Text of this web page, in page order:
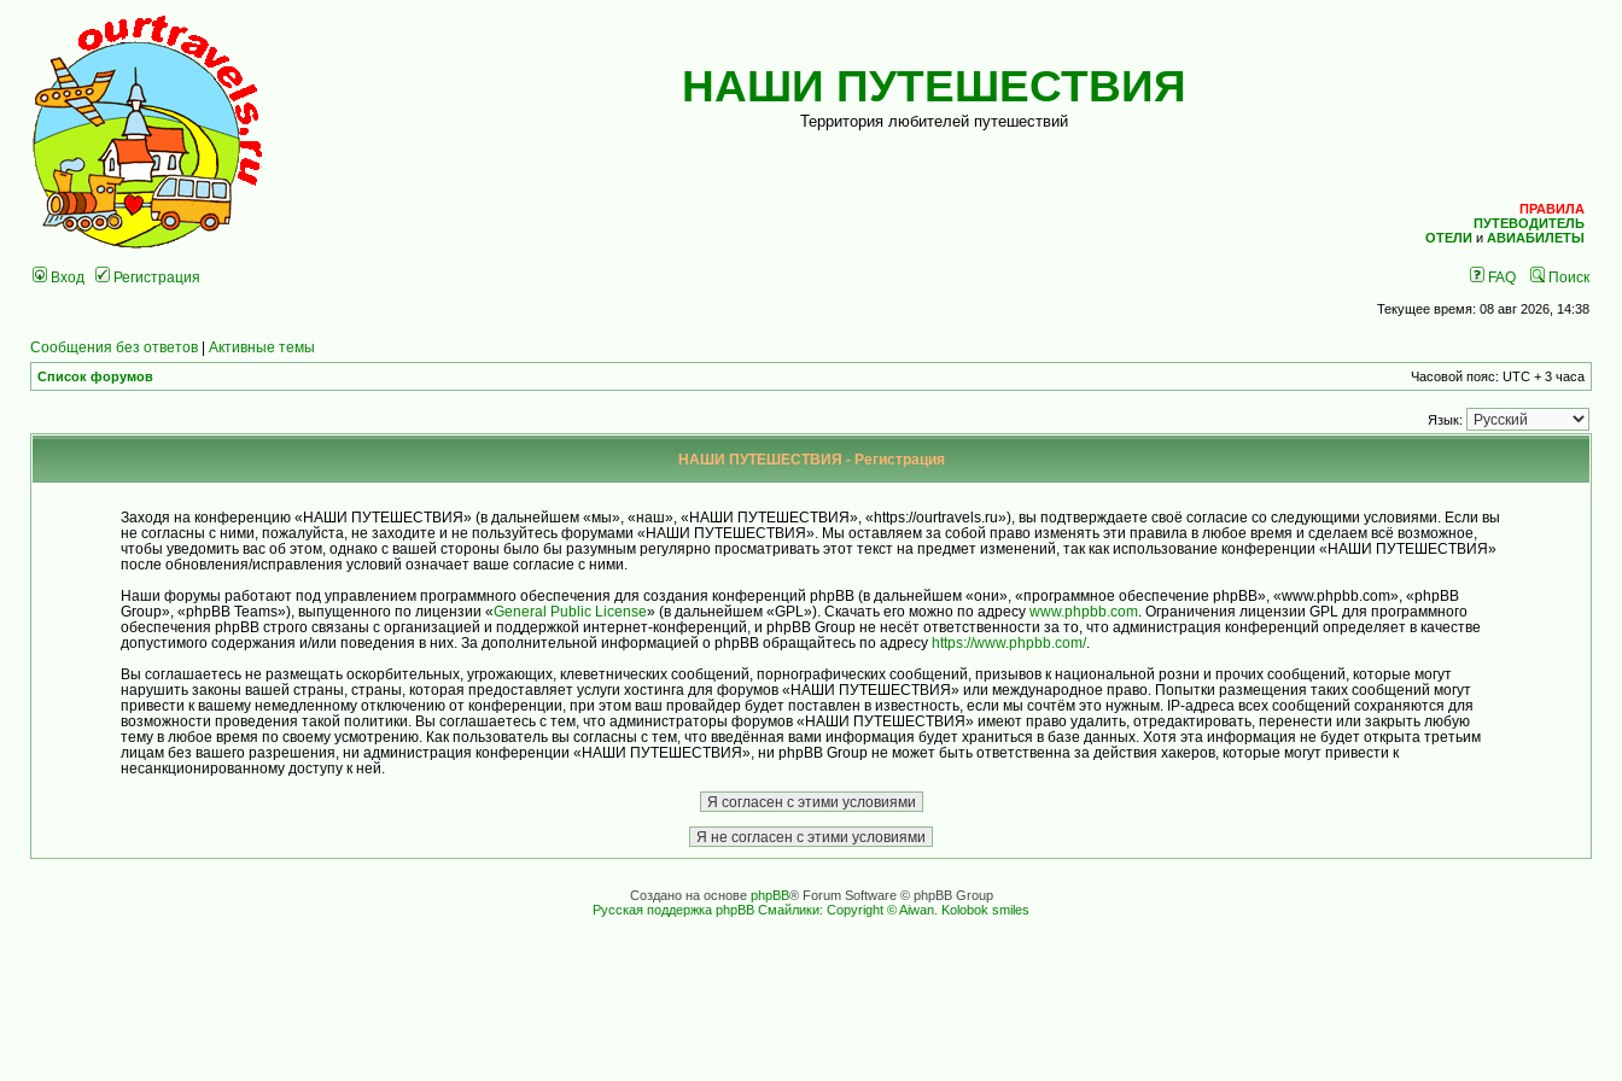
НАШИ ПУТЕШЕСТВИЯ
Территория любителей путешествий
ПРАВИЛА
ПУТЕВОДИТЕЛЬ
ОТЕЛИ и АВИАБИЛЕТЫ
Вход Регистрация FAQ Поиск
Текущее время: 08 авг 2026, 14:38
Сообщения без ответов | Активные темы
Список форумов Часовой пояс: UTC + 3 часа
Язык:
НАШИ ПУТЕШЕСТВИЯ - Регистрация
Заходя на конференцию «НАШИ ПУТЕШЕСТВИЯ» (в дальнейшем «мы», «наш», «НАШИ ПУТЕШЕСТВИЯ», «https://ourtravels.ru»), вы подтверждаете своё согласие со следующими условиями. Если вы
не согласны с ними, пожалуйста, не заходите и не пользуйтесь форумами «НАШИ ПУТЕШЕСТВИЯ». Мы оставляем за собой право изменять эти правила в любое время и сделаем всё возможное,
чтобы уведомить вас об этом, однако с вашей стороны было бы разумным регулярно просматривать этот текст на предмет изменений, так как использование конференции «НАШИ ПУТЕШЕСТВИЯ»
после обновления/исправления условий означает ваше согласие с ними.
Наши форумы работают под управлением программного обеспечения для создания конференций phpBB (в дальнейшем «они», «программное обеспечение phpBB», «www.phpbb.com», «phpBB
Group», «phpBB Teams»), выпущенного по лицензии «General Public License» (в дальнейшем «GPL»). Скачать его можно по адресу www.phpbb.com. Ограничения лицензии GPL для программного
обеспечения phpBB строго связаны с организацией и поддержкой интернет-конференций, и phpBB Group не несёт ответственности за то, что администрация конференций определяет в качестве
допустимого содержания и/или поведения в них. За дополнительной информацией о phpBB обращайтесь по адресу https://www.phpbb.com/.
Вы соглашаетесь не размещать оскорбительных, угрожающих, клеветнических сообщений, порнографических сообщений, призывов к национальной розни и прочих сообщений, которые могут
нарушить законы вашей страны, страны, которая предоставляет услуги хостинга для форумов «НАШИ ПУТЕШЕСТВИЯ» или международное право. Попытки размещения таких сообщений могут
привести к вашему немедленному отключению от конференции, при этом ваш провайдер будет поставлен в известность, если мы сочтём это нужным. IP-адреса всех сообщений сохраняются для
возможности проведения такой политики. Вы соглашаетесь с тем, что администраторы форумов «НАШИ ПУТЕШЕСТВИЯ» имеют право удалить, отредактировать, перенести или закрыть любую
тему в любое время по своему усмотрению. Как пользователь вы согласны с тем, что введённая вами информация будет храниться в базе данных. Хотя эта информация не будет открыта третьим
лицам без вашего разрешения, ни администрация конференции «НАШИ ПУТЕШЕСТВИЯ», ни phpBB Group не может быть ответственна за действия хакеров, которые могут привести к
несанкционированному доступу к ней.
Создано на основе phpBB® Forum Software © phpBB Group
Русская поддержка phpBB Смайлики: Copyright © Aiwan. Kolobok smiles